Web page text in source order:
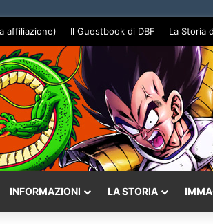
affiliazione) Il Guestbook di DBF La Storia
INFORMAZIONI LA STORIA